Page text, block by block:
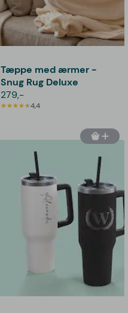
Tæppe med ærmer -
Snug Rug Deluxe
279,-
4,4